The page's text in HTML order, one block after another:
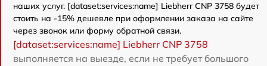
наших услуг. [dataset:services:name] Liebherr CNP 3758 будет
стоить на -15% дешевле при оформлении заказа на сайте
через звонок или форму обратной связи.
[dataset:services:name] Liebherr CNP 3758
выполняется на выезде, если не требует большого